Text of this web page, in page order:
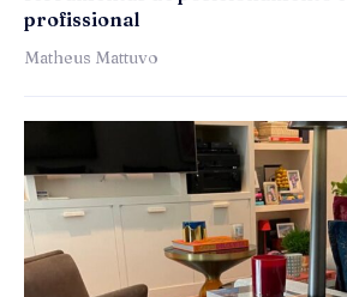
profissional
Matheus Mattuvo